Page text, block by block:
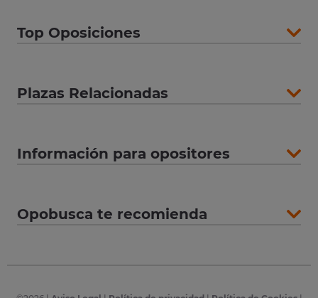
Top Oposiciones
Plazas Relacionadas
Información para opositores
Opobusca te recomienda